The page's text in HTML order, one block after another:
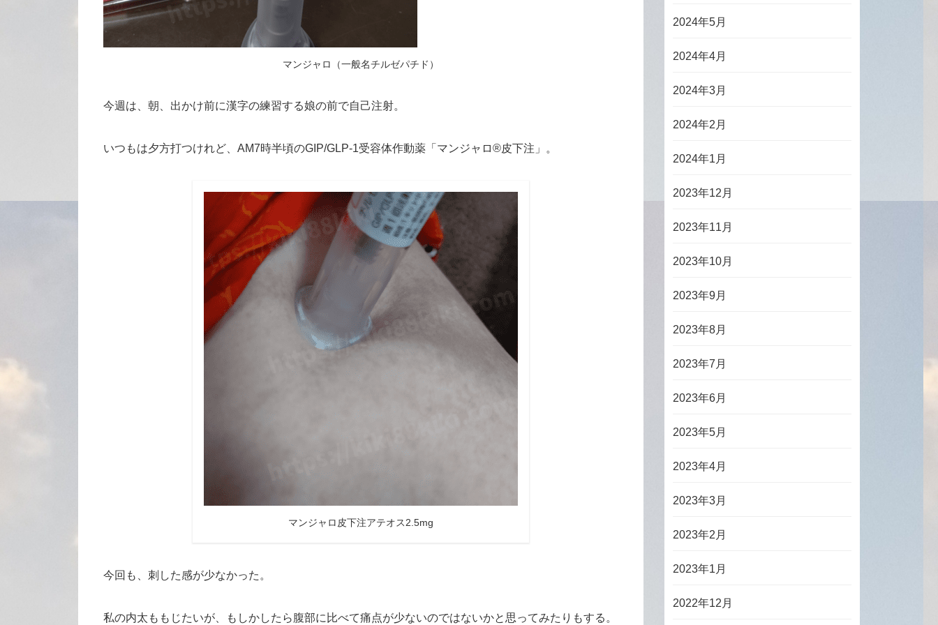
マンジャロ（一般名チルゼパチド）
今週は、朝、出かけ前に漢字の練習する娘の前で自己注射。
いつもは夕方打つけれど、AM7時半頃のGIP/GLP-1受容体作動薬「マンジャロ®皮下注」。
マンジャロ皮下注アテオス2.5mg
今回も、刺した感が少なかった。
私の内太ももじたいが、もしかしたら腹部に比べて痛点が少ないのではないかと思ってみたりもする。
2024年5月
2024年4月
2024年3月
2024年2月
2024年1月
2023年12月
2023年11月
2023年10月
2023年9月
2023年8月
2023年7月
2023年6月
2023年5月
2023年4月
2023年3月
2023年2月
2023年1月
2022年12月